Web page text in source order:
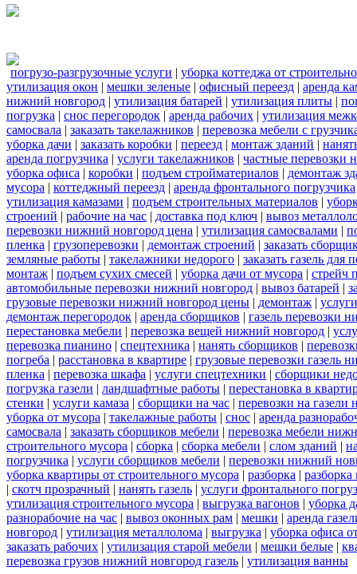
погрузо-разгрузочные услуги | уборка коттеджа от
утилизация окон | мешки зеленые | офисный переезд | аренда
нижний новгород | утилизация батарей | утилизация плиты |
погрузка | снос перегородок | аренда рабочих | утилизация
самосвала | заказать такелажников | перевозка мебели с
уборка дачи | заказать коробки | переезд | монтаж зданий |
аренда погрузчика | услуги такелажников | частные перевозки
уборка офиса | коробки | подъем стройматериалов | демонтаж
мусора | коттеджный переезд | аренда фронтального погрузчика
утилизация камазами | подъем строительных материалов |
строений | рабочие на час | доставка под ключ | вывоз
перевозки нижний новгород цена | утилизация самосвалами |
пленка | грузоперевозки | демонтаж строений | заказать
земляные работы | такелажники недорого | заказать газель
монтаж | подъем сухих смесей | уборка дачи от мусора | стрейч
автомобильные перевозки нижний новгород | вывоз батарей |
грузовые перевозки нижний новгород цены | демонтаж |
демонтаж перегородок | аренда сборщиков | газель перевозки
перестановка мебели | перевозка вещей нижний новгород |
перевозка пианино | спецтехника | нанять сборщиков |
погреба | расстановка в квартире | грузовые перевозки газель
пленка | перевозка шкафа | услуги спецтехники | сборщики
погрузка газели | ландшафтные работы | перестановка в
стенки | услуги камаза | сборщики на час | перевозки на
уборка от мусора | такелажные работы | снос | аренда
самосвала | заказать сборщиков мебели | перевозка мебели
строительного мусора | сборка | сборка мебели | слом зданий |
погрузчика | услуги сборщиков мебели | перевозки нижний
уборка квартиры от строительного мусора | разборка |
| скотч прозрачный | нанять газель | услуги фронтального
утилизация строительного мусора | выгрузка вагонов | уборка
разнорабочие на час | вывоз оконных рам | мешки | аренда
новгород | утилизация металлолома | выгрузка | уборка офиса
заказать рабочих | утилизация старой мебели | мешки белые |
перевозка грузов нижний новгород газель | утилизация ванны